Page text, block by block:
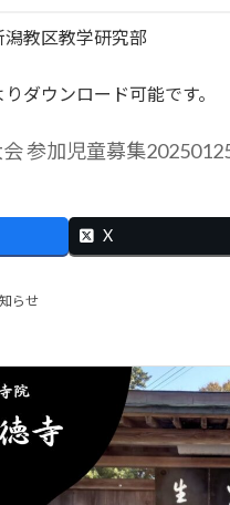
潟教区教学研究部
ダウンロード可能です。
参加児童募集
X
らせ